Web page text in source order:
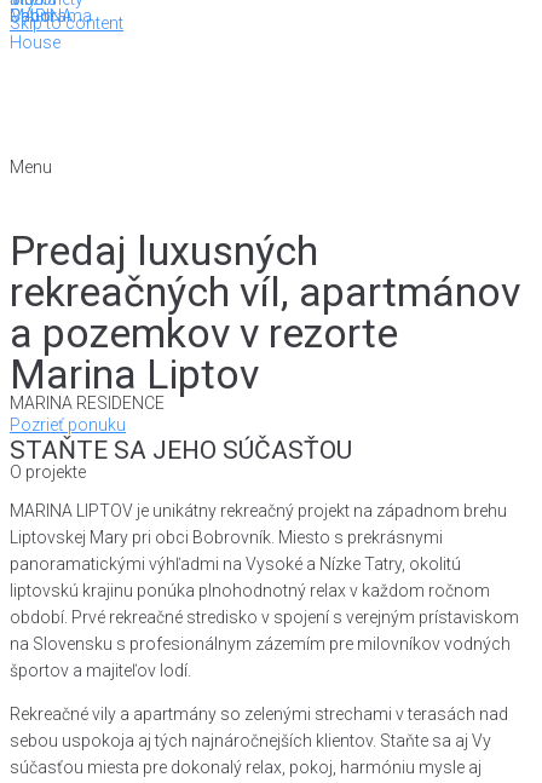
Skip to content
Menu
Predaj luxusných
rekreačných víl, apartmánov
a pozemkov v rezorte
Marina Liptov
MARINA RESIDENCE
Pozrieť ponuku
STAŇTE SA JEHO SÚČASŤOU
O projekte
MARINA LIPTOV je unikátny rekreačný projekt na západnom brehu
Liptovskej Mary pri obci Bobrovník. Miesto s prekrásnymi
panoramatickými výhľadmi na Vysoké a Nízke Tatry, okolitú
liptovskú krajinu ponúka plnohodnotný relax v každom ročnom
období. Prvé rekreačné stredisko v spojení s verejným prístaviskom
na Slovensku s profesionálnym zázemím pre milovníkov vodných
športov a majiteľov lodí.
Rekreačné vily a apartmány so zelenými strechami v terasách nad
sebou uspokoja aj tých najnáročnejších klientov. Staňte sa aj Vy
súčasťou miesta pre dokonalý relax, pokoj, harmóniu mysle aj
Panorama
MARINA
Cabin
House